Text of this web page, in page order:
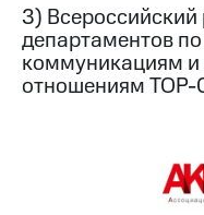
3) Всероссийский
департаментов
коммуникациям
отношениям TOP-